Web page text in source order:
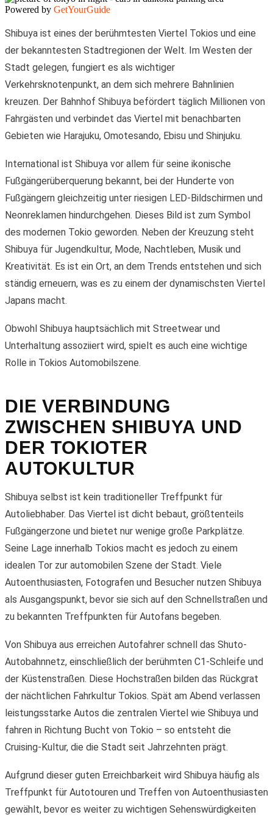
Powered by GetYourGuide
Shibuya ist eines der berühmtesten Viertel Tokios und eine
der bekanntesten Stadtregionen der Welt. Im Westen der
Stadt gelegen, fungiert es als wichtiger
Verkehrsknotenpunkt, an dem sich mehrere Bahnlinien
kreuzen. Der Bahnhof Shibuya befördert täglich Millionen von
Fahrgästen und verbindet das Viertel mit benachbarten
Gebieten wie Harajuku, Omotesando, Ebisu und Shinjuku.
International ist Shibuya vor allem für seine ikonische
Fußgängerüberquerung bekannt, bei der Hunderte von
Fußgängern gleichzeitig unter riesigen LED-Bildschirmen und
Neonreklamen hindurchgehen. Dieses Bild ist zum Symbol
des modernen Tokio geworden. Neben der Kreuzung steht
Shibuya für Jugendkultur, Mode, Nachtleben, Musik und
Kreativität. Es ist ein Ort, an dem Trends entstehen und sich
ständig erneuern, was es zu einem der dynamischsten Viertel
Japans macht.
Obwohl Shibuya hauptsächlich mit Streetwear und
Unterhaltung assoziiert wird, spielt es auch eine wichtige
Rolle in Tokios Automobilszene.
DIE VERBINDUNG
ZWISCHEN SHIBUYA UND
DER TOKIOTER
AUTOKULTUR
Shibuya selbst ist kein traditioneller Treffpunkt für
Autoliebhaber. Das Viertel ist dicht bebaut, größtenteils
Fußgängerzone und bietet nur wenige große Parkplätze.
Seine Lage innerhalb Tokios macht es jedoch zu einem
idealen Tor zur automobilen Szene der Stadt. Viele
Autoenthusiasten, Fotografen und Besucher nutzen Shibuya
als Ausgangspunkt, bevor sie sich auf den Schnellstraßen und
zu bekannten Treffpunkten für Autofans begeben.
Von Shibuya aus erreichen Autofahrer schnell das Shuto-
Autobahnnetz, einschließlich der berühmten C1-Schleife und
der Küstenstraßen. Diese Hochstraßen bilden das Rückgrat
der nächtlichen Fahrkultur Tokios. Spät am Abend verlassen
leistungsstarke Autos die zentralen Viertel wie Shibuya und
fahren in Richtung Bucht von Tokio – so entsteht die
Cruising-Kultur, die die Stadt seit Jahrzehnten prägt.
Aufgrund dieser guten Erreichbarkeit wird Shibuya häufig als
Treffpunkt für Autotouren und Treffen von Autoenthusiasten
gewählt, bevor es weiter zu wichtigen Sehenswürdigkeiten